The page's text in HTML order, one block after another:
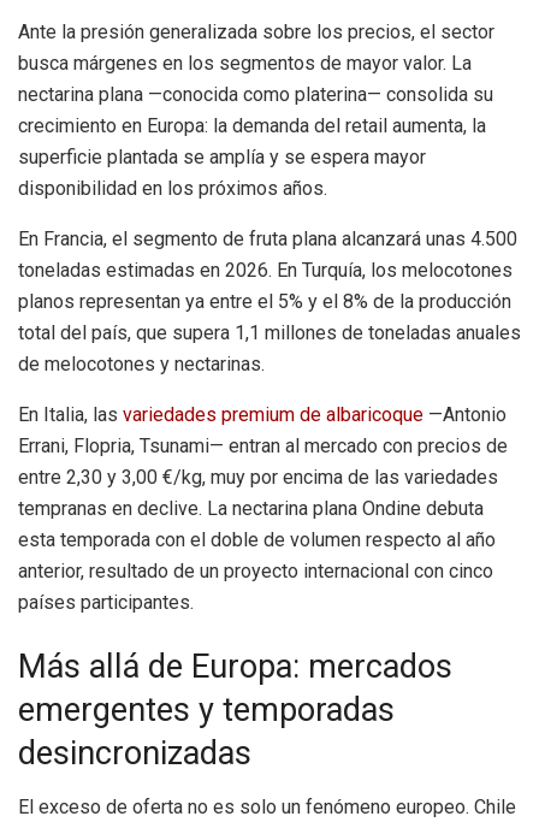
Ante la presión generalizada sobre los precios, el sector
busca márgenes en los segmentos de mayor valor. La
nectarina plana —conocida como platerina— consolida su
crecimiento en Europa: la demanda del retail aumenta, la
superficie plantada se amplía y se espera mayor
disponibilidad en los próximos años.
En Francia, el segmento de fruta plana alcanzará unas 4.500
toneladas estimadas en 2026. En Turquía, los melocotones
planos representan ya entre el 5% y el 8% de la producción
total del país, que supera 1,1 millones de toneladas anuales
de melocotones y nectarinas.
En Italia, las variedades premium de albaricoque —Antonio
Errani, Flopria, Tsunami— entran al mercado con precios de
entre 2,30 y 3,00 €/kg, muy por encima de las variedades
tempranas en declive. La nectarina plana Ondine debuta
esta temporada con el doble de volumen respecto al año
anterior, resultado de un proyecto internacional con cinco
países participantes.
Más allá de Europa: mercados
emergentes y temporadas
desincronizadas
El exceso de oferta no es solo un fenómeno europeo. Chile